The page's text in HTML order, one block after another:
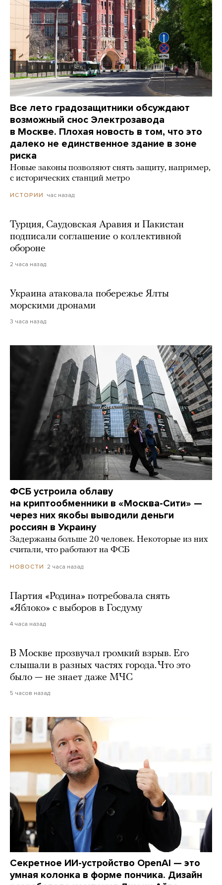
Все лето градозащитники обсуждают
возможный снос Электрозавода
в Москве. Плохая новость в том, что это
далеко не единственное здание в зоне
риска
Новые законы позволяют снять защиту, например,
с исторических станций метро
ИСТОРИИ час назад
Турция, Саудовская Аравия и Пакистан
подписали соглашение о коллективной
обороне
2 часа назад
Украина атаковала побережье Ялты
морскими дронами
3 часа назад
ФСБ устроила облаву
на криптообменники в «Москва-Сити» —
через них якобы выводили деньги
россиян в Украину
Задержаны больше 20 человек. Некоторые из них
считали, что работают на ФСБ
НОВОСТИ 2 часа назад
Партия «Родина» потребовала снять
«Яблоко» с выборов в Госдуму
4 часа назад
В Москве прозвучал громкий взрыв. Его
слышали в разных частях города. Что это
было — не знает даже МЧС
5 часов назад
Секретное ИИ-устройство OpenAI — это
умная колонка в форме пончика. Дизайн